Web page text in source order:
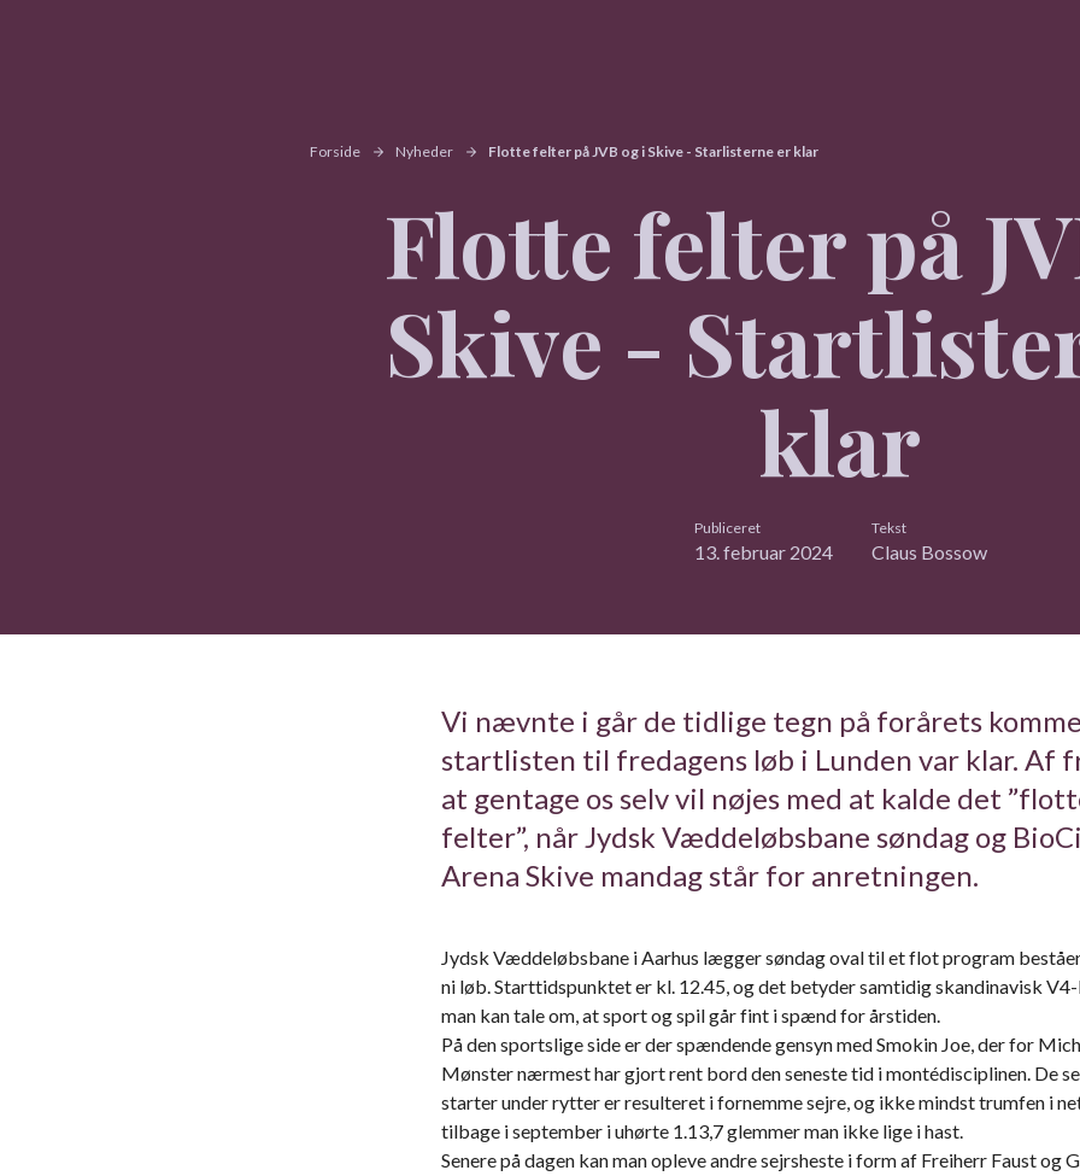
Forside Nyheder Flotte felter på JVB og i Skive - Starlisterne er klar
Flotte felter på
Skive -
klar
Publiceret
13. februar 2024
Tekst
Claus Bossow
Vi nævnte i går de tidlige tegn på forårets
startlisten til fredagens løb i Lunden var klar. Af
at gentage os selv vil nøjes med at kalde det
felter”, når Jydsk Væddeløbsbane søndag og
Arena Skive mandag står for anretningen.
Jydsk Væddeløbsbane i Aarhus lægger søndag oval til et flot program
ni løb. Starttidspunktet er kl. 12.45, og det betyder samtidig skandinavisk V4-
man kan tale om, at sport og spil går fint i spænd for årstiden.
På den sportslige side er der spændende gensyn med Smokin Joe, der for
Mønster nærmest har gjort rent bord den seneste tid i montédisciplinen. De
starter under rytter er resulteret i fornemme sejre, og ikke mindst trumfen i
tilbage i september i uhørte 1.13,7 glemmer man ikke lige i hast.
Senere på dagen kan man opleve andre sejrsheste i form af Freiherr Faust og